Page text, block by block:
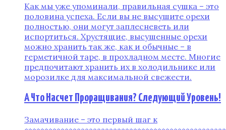
Как мы уже упоминали, правильная сушка – это
половина успеха. Если вы не высушите орехи
полностью, они могут заплесневеть или
испортиться. Хрустящие, высушенные орехи
можно хранить так же, как и обычные – в
герметичной таре, в прохладном месте. Многие
предпочитают хранить их в холодильнике или
морозилке для максимальной свежести.
А Что Насчет Проращивания? Следующий Уровень!
Замачивание – это первый шаг к